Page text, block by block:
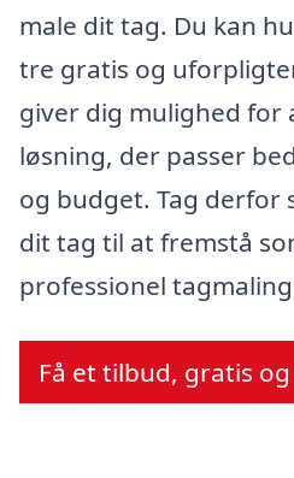
male dit tag. Du kan
tre gratis og
giver dig mulighed for
løsning, der passer
og budget. Tag derfor
dit tag til at fremstå
professionel
Få et tilbud, gratis